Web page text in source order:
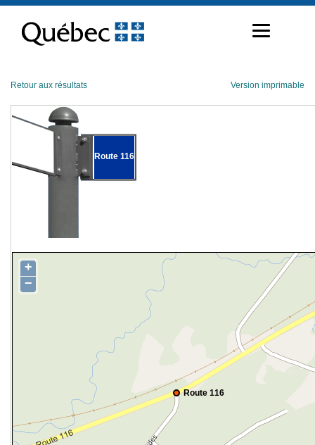
contenu
Retour aux résultats Version imprimable
Route 116
Route 116
+
−